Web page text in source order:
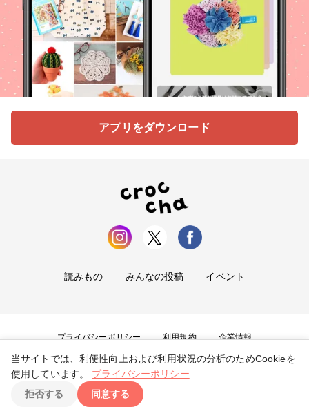
アプリをダウンロード
読みもの みんなの投稿 イベント
プライバシーポリシー 利用規約 企業情報
お問い合わせ
Copyright ©2026tryangle Co., Ltd. All Rights Reserved.
当サイトでは、利便性向上および利用状況の分析のためCookieを
使用しています。
プライバシーポリシー
拒否する
同意する